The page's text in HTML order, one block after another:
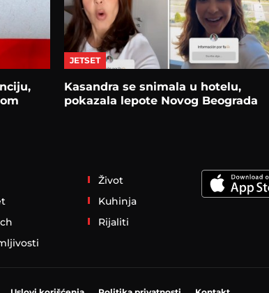
JETSET
Kasandra se snimala u hotelu,
pokazala lepote Novog Beograda
Život
Kuhinja
Rijaliti